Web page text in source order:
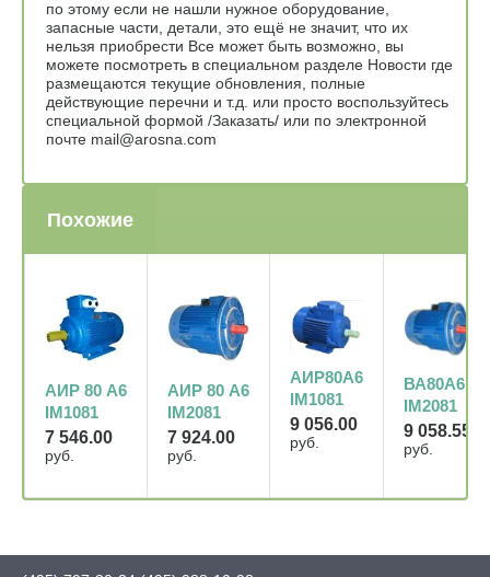
по этому если не нашли нужное оборудование,
запасные части, детали, это ещё не значит, что их
нельзя приобрести Все может быть возможно, вы
можете посмотреть в специальном разделе Новости где
размещаются текущие обновления, полные
действующие перечни и т.д. или просто воспользуйтесь
специальной формой /Заказать/ или по электронной
почте mail@arosna.com
Похожие
АИР 80 А6
IM1081
7 546.00
руб.
АИР 80 А6
IM2081
7 924.00
руб.
АИР80А6
IM1081
9 056.00
руб.
ВА80А6
IM2081
9 058.55
руб.